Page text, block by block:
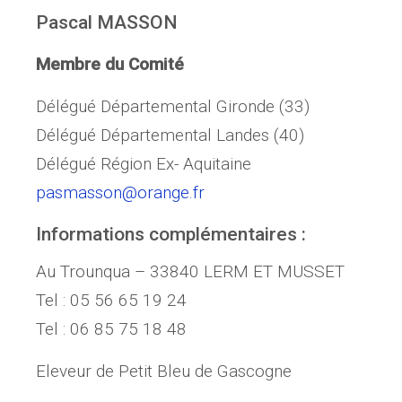
Pascal MASSON
Membre du Comité
Délégué Départemental Gironde (33)
Délégué Départemental Landes (40)
Délégué Région Ex- Aquitaine
pasmasson@orange.fr
Informations complémentaires :
Au Trounqua – 33840 LERM ET MUSSET
Tel : 05 56 65 19 24
Tel : 06 85 75 18 48
Eleveur de Petit Bleu de Gascogne